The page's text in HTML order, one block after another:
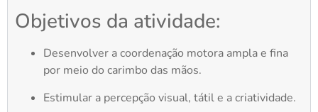
Objetivos da atividade:
Desenvolver a coordenação motora ampla e fina
por meio do carimbo das mãos.
Estimular a percepção visual, tátil e a criatividade.